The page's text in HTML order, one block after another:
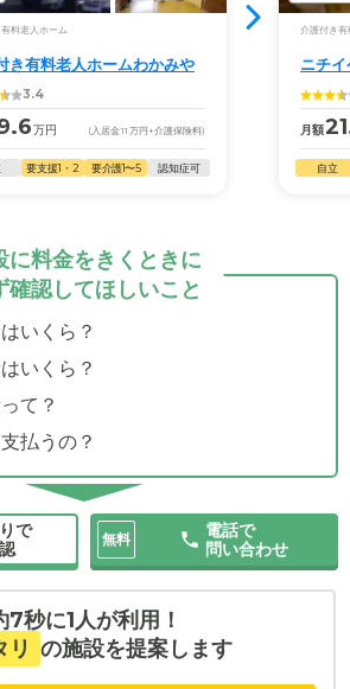
料老人ホーム
き有料老人ホームわかみや
3.4
万円 (入居金11 万円 +介護保険料)
要支援1・2 要介護1〜5 認知症可
介護付き有
ニチ
月額
自立
に料金をきくときに
確認してほしいこと
いくら？
いくら？
て？
払うの？
で
無料
電話で
問い合わせ
7秒に1人が利用！
リ の施設を提案します